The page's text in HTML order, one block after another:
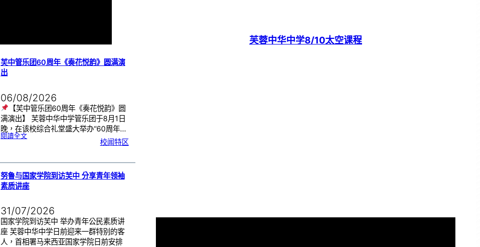
芙中管乐团60周年《奏花悦韵》圆满演
出
06/08/2026
【芙中管乐团60周年《奏花悦韵》圆
满演出】 芙蓉中华中学管乐团于8月1日
晚，在该校综合礼堂盛大举办“60周年…
閱讀全文:芙
周
《
奏
花
悦
韵
》
校闻特区
努鲁与国家学院到访芙中 分享青年领袖
素质讲座
31/07/2026
国家学院到访芙中 举办青年公民素质讲
座 芙蓉中华中学日前迎来一群特别的客
人，首相署马来西亚国家学院日前安排
芙蓉中华中学8/10太空课程